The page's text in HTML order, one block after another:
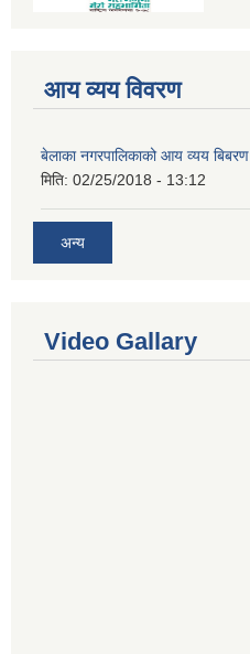
आय व्यय विवरण
बेलाका नगरपालिकाको आय व्यय बिबरण
मिति: 02/25/2018 - 13:12
अन्य
Video Gallary